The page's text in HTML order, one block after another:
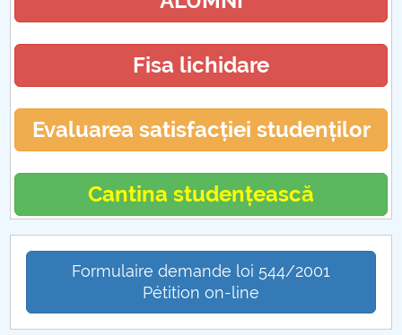
Fisa lichidare
Evaluarea satisfacției studenților
Cantina studențească
Formulaire demande loi 544/2001
Pétition on-line